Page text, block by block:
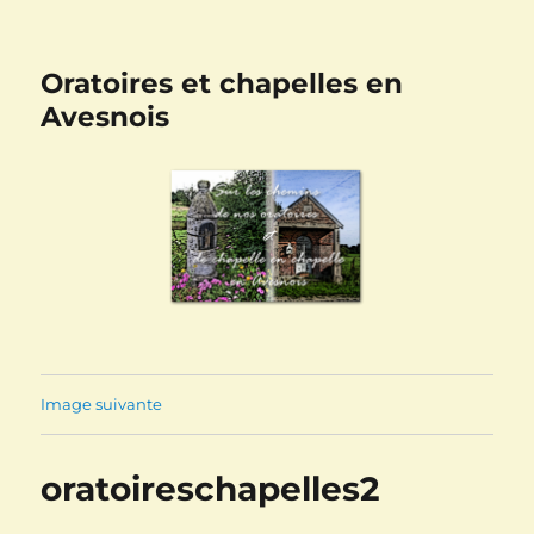
Oratoires et chapelles en
Avesnois
Image suivante
oratoireschapelles2